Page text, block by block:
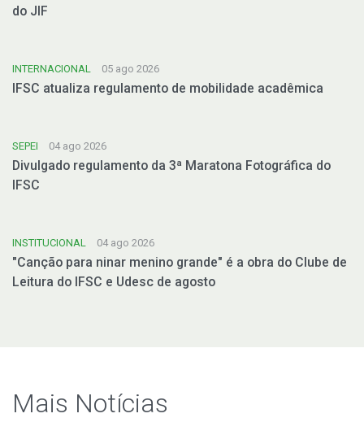
do JIF
INTERNACIONAL 05 ago 2026
IFSC atualiza regulamento de mobilidade acadêmica
SEPEI 04 ago 2026
Divulgado regulamento da 3ª Maratona Fotográfica do
IFSC
INSTITUCIONAL 04 ago 2026
"Canção para ninar menino grande" é a obra do Clube de
Leitura do IFSC e Udesc de agosto
Mais Notí­cias